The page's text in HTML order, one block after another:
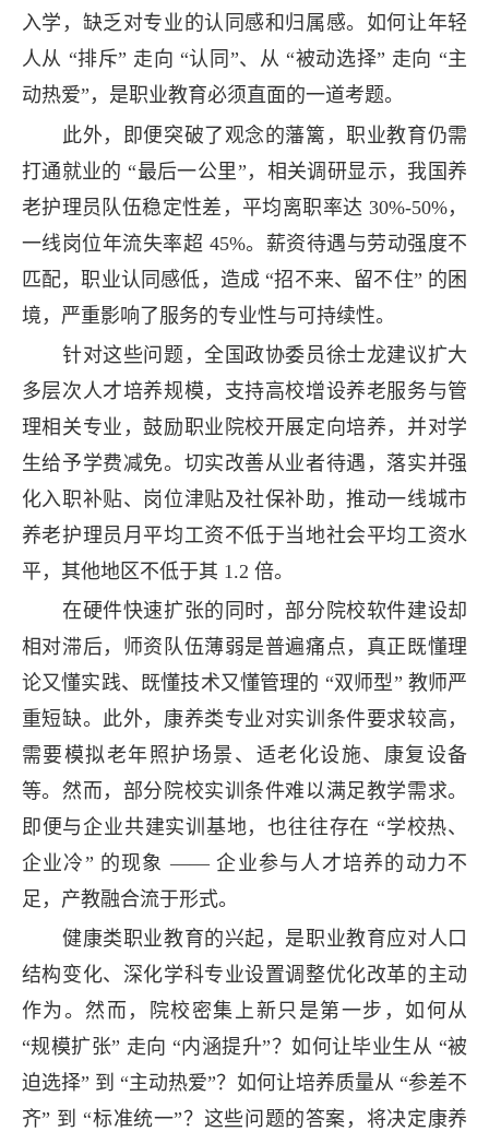
入学，缺乏对专业的认同感和归属感。如何让年轻
人从 “排斥” 走向 “认同”、从 “被动选择” 走向 “主
动热爱”，是职业教育必须直面的一道考题。
此外，即便突破了观念的藩篱，职业教育仍需
打通就业的 “最后一公里”，相关调研显示，我国养
老护理员队伍稳定性差，平均离职率达 30%-50%，
一线岗位年流失率超 45%。薪资待遇与劳动强度不
匹配，职业认同感低，造成 “招不来、留不住” 的困
境，严重影响了服务的专业性与可持续性。
针对这些问题，全国政协委员徐士龙建议扩大
多层次人才培养规模，支持高校增设养老服务与管
理相关专业，鼓励职业院校开展定向培养，并对学
生给予学费减免。切实改善从业者待遇，落实并强
化入职补贴、岗位津贴及社保补助，推动一线城市
养老护理员月平均工资不低于当地社会平均工资水
平，其他地区不低于其 1.2 倍。
在硬件快速扩张的同时，部分院校软件建设却
相对滞后，师资队伍薄弱是普遍痛点，真正既懂理
论又懂实践、既懂技术又懂管理的 “双师型” 教师严
重短缺。此外，康养类专业对实训条件要求较高，
需要模拟老年照护场景、适老化设施、康复设备
等。然而，部分院校实训条件难以满足教学需求。
即便与企业共建实训基地，也往往存在 “学校热、
企业冷” 的现象 —— 企业参与人才培养的动力不
足，产教融合流于形式。
健康类职业教育的兴起，是职业教育应对人口
结构变化、深化学科专业设置调整优化改革的主动
作为。然而，院校密集上新只是第一步，如何从
“规模扩张” 走向 “内涵提升”？如何让毕业生从 “被
迫选择” 到 “主动热爱”？如何让培养质量从 “参差不
齐” 到 “标准统一”？这些问题的答案，将决定康养